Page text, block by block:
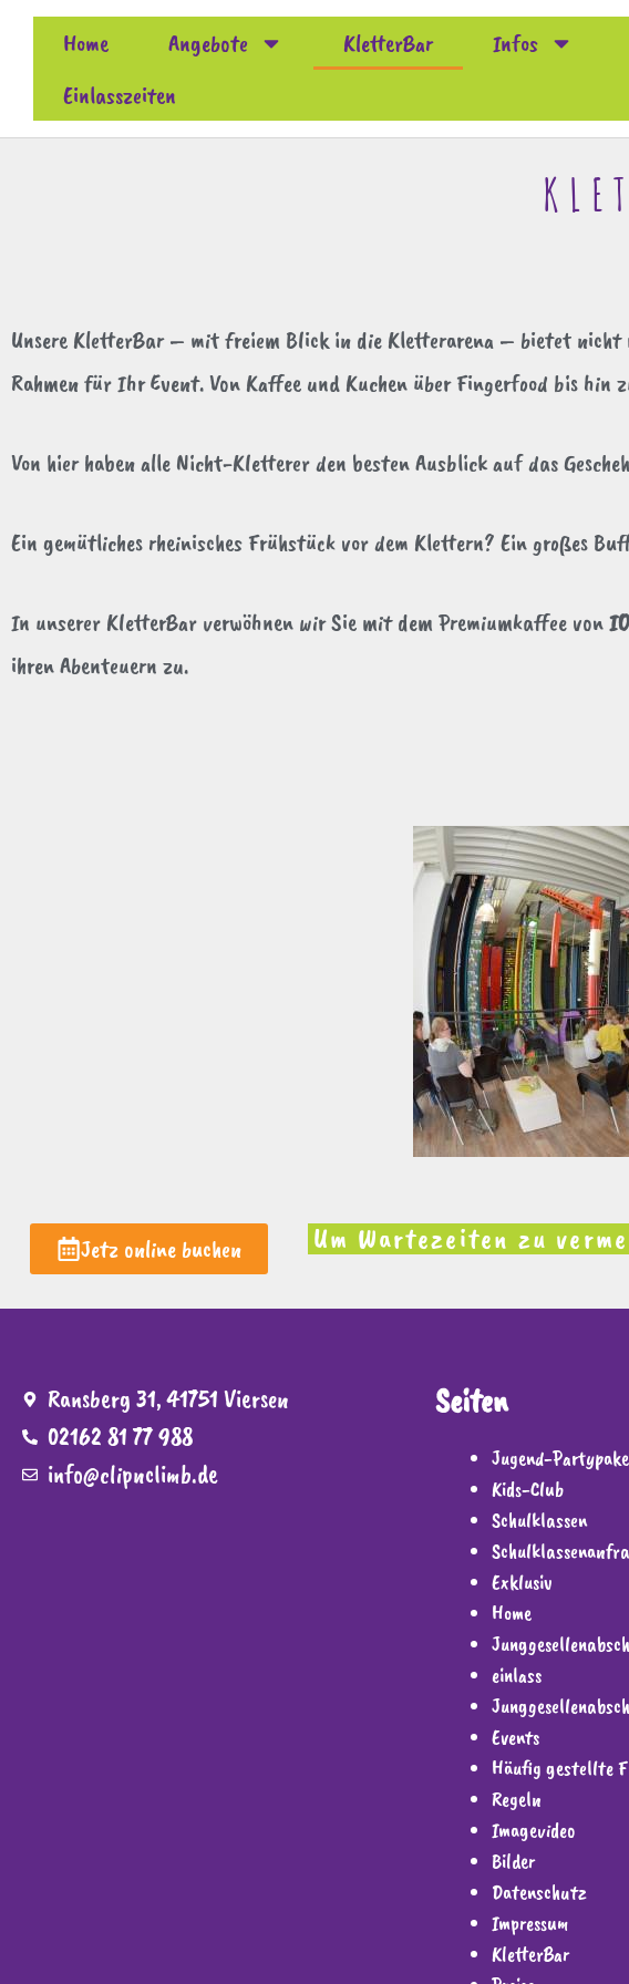
Home Angebote KletterBar
Infos
Einlasszeiten
Unsere KletterBar – mit freiem Blick in die Kletterarena – bietet nicht
Rahmen für Ihr Event. Von Kaffee und Kuchen über Fingerfood bis hin
Von hier haben alle Nicht-Kletterer den besten Ausblick auf das
Ein gemütliches rheinisches Frühstück vor dem Klettern? Ein großes
In unserer KletterBar verwöhnen wir Sie mit dem Premiumkaffee von
ihren Abenteuern zu.
Jetz online buchen Um Wartezeiten zu
Ransberg 31, 41751 Viersen
02162 81 77 988
info@clipnclimb.de
Seiten
Jugend-
Kids-Club
Schulklassen
Exklusiv
Home
einlass
Events
Häufig gestellte
Regeln
Imagevideo
Bilder
Datenschutz
Impressum
KletterBar